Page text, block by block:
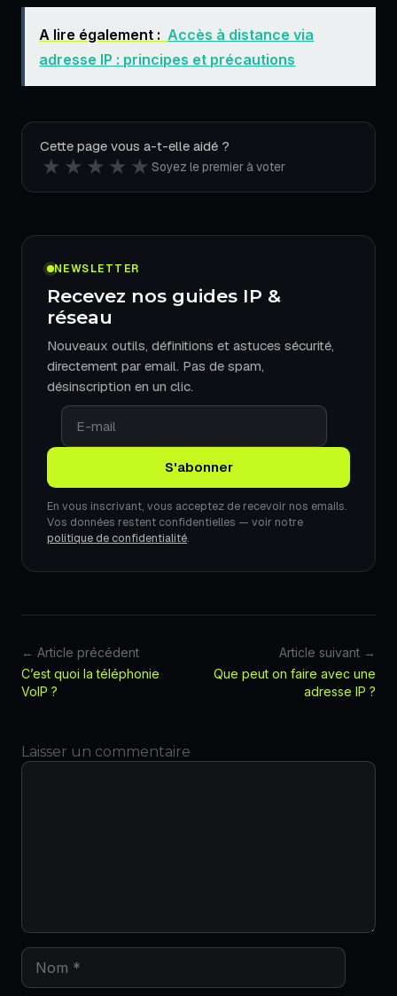
A lire également : Accès à distance via
adresse IP : principes et précautions
Cette page vous a-t-elle aidé ?
★ ★ ★ ★ ★ Soyez le premier à voter
NEWSLETTER
Recevez nos guides IP &
réseau
Nouveaux outils, définitions et astuces sécurité,
directement par email. Pas de spam,
désinscription en un clic.
En vous inscrivant, vous acceptez de recevoir nos emails.
Vos données restent confidentielles — voir notre
politique de confidentialité.
← Article précédent
C’est quoi la téléphonie
VoIP ?
Article suivant →
Que peut on faire avec une
adresse IP ?
Laisser un commentaire
Commentaire
Nom